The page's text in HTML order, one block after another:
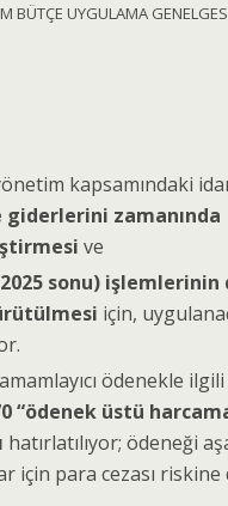
BÜTÇE UYGULAMA
kapsamındaki
giderlerini zamanında
ve
sonu) işlemlerinin
için,
ödenekle
“ödenek üstü
hatırlatılıyor; ödeneği
için para cezası